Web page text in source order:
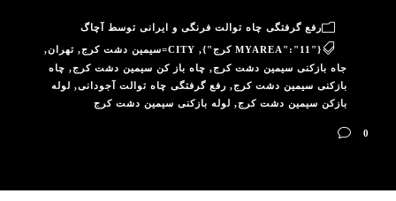
رفع گرفتگی چاه توالت فرنگی و ایرانی توسط آچاگ
{"MYAREA":"11 کرج"} , CITY=سیمین دشت کرج , تهران,
جاه بازکنی سیمین دشت کرج, چاه باز کن سیمین دشت کرج, چاه
بازکنی سیمین دشت کرج, رفع گرفتگی چاه توالت آجودانی, لوله
بازکن سیمین دشت کرج, لوله بازکنی سیمین دشت کرج
0